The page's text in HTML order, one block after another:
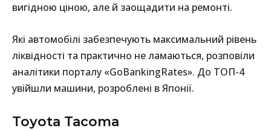
вигідною ціною, але й заощадити на ремонті.
Які автомобілі забезпечують максимальний рівень
ліквідності та практично не ламаються, розповіли
аналітики порталу «GoBankingRates». До ТОП-4
увійшли машини, розроблені в Японії.
Toyota Tacoma